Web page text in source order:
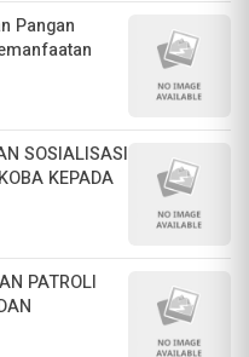
Pangan
SOSIALISASI
KEPADA
PATROLI